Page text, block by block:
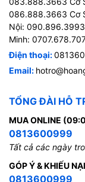
086.888.3663 Cơ
Nội: 090.896.3993
Minh:
Điện thoại:
Email:
TỔNG ĐÀI HỖ
MUA ONLINE
0813600999
Tất cả các ngày
GÓP Ý & KHIẾU
0813600999